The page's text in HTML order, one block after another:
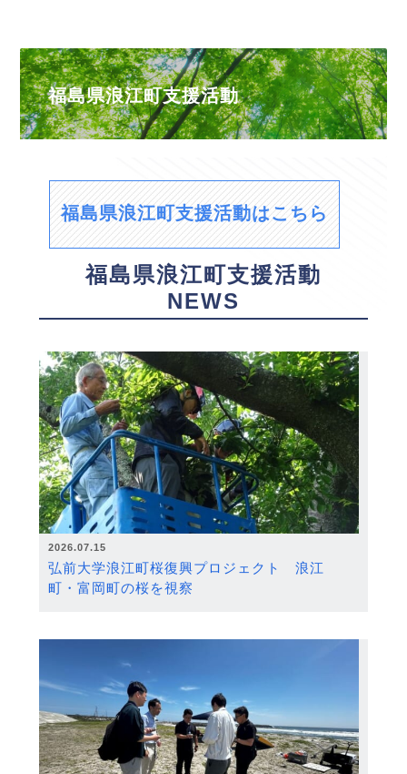
福島県浪江町支援活動
福島県浪江町支援活動はこちら
福島県浪江町支援活動
NEWS
2026.07.15
弘前大学浪江町桜復興プロジェクト 浪江
町・富岡町の桜を視察